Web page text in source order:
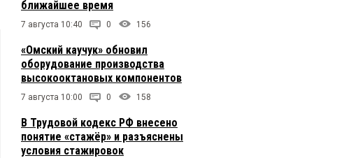
ближайшее время
7 августа 10:40 0 156
«Омский каучук» обновил
оборудование производства
высокооктановых компонентов
7 августа 10:00 0 158
В Трудовой кодекс РФ внесено
понятие «стажёр» и разъяснены
условия стажировок